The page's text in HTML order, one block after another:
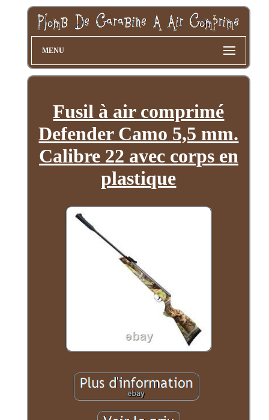
MENU
Fusil à air comprimé
Defender Camo 5,5 mm.
Calibre 22 avec corps en
plastique